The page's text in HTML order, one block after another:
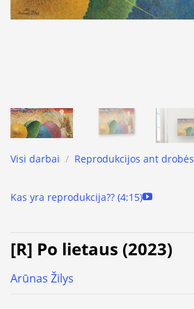
Visi darbai / Reprodukcijos ant drobės
Kas yra reprodukcija?? (4:15)
[R] Po lietaus (2023)
Arūnas Žilys